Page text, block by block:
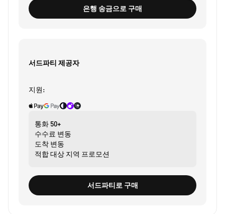
은행 송금으로 구매
서드파티 제공자
지원:
통화 50+
수수료 변동
도착 변동
적합 대상 지역 프로모션
서드파티로 구매